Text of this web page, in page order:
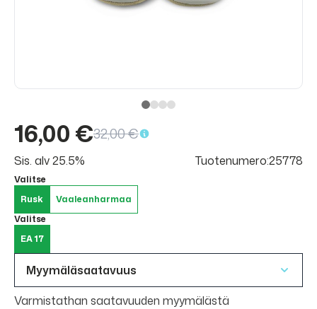
16,00 €32,00 €
Sis. alv 25.5% Tuotenumero:25778
Valitse
Rusk
Vaaleanharmaa
Valitse
EA 17
Myymäläsaatavuus
Varmistathan saatavuuden myymälästä